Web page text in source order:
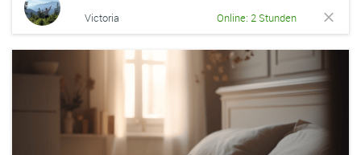
Victoria Online: 2 Stunden